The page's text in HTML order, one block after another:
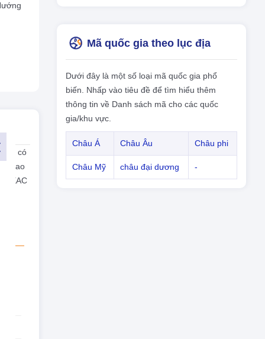
có
cao
BEAC
Mã quốc gia theo lục địa
Dưới đây là một số loại mã quốc gia phổ
biến. Nhấp vào tiêu đề để tìm hiểu thêm
thông tin về Danh sách mã cho các quốc
gia/khu vực.
Châu Á Châu Âu Châu phi
Châu Mỹ châu đại dương -